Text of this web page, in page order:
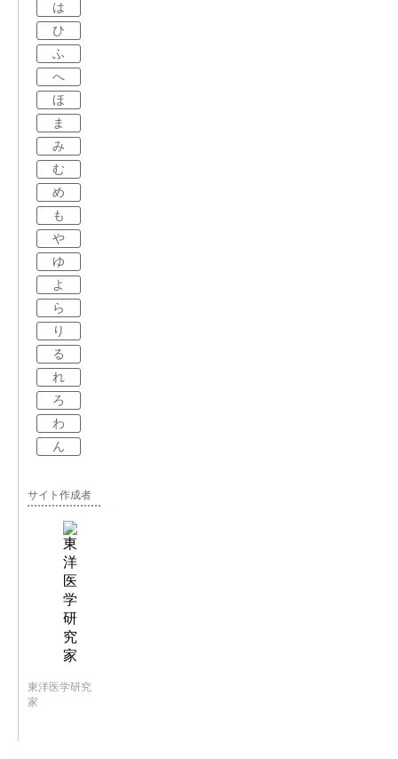
は
ひ
ふ
へ
ほ
ま
み
む
め
も
や
ゆ
よ
ら
り
る
れ
ろ
わ
ん
サイト作成者
東洋医学研究
家